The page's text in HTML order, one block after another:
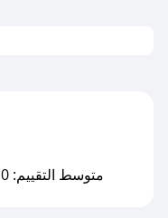
متوسط التقييم: 5.0 من 5 نجوم بواسطة 0 مستخدمين